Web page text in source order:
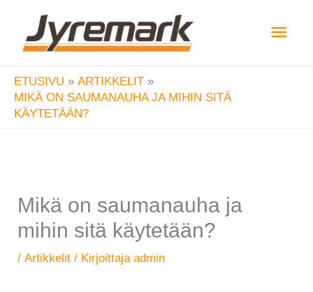
sisältöön
ETUSIVU
ARTIKKELIT
MIKÄ ON SAUMANAUHA JA MIHIN SITÄ
KÄYTETÄÄN?
Mikä on saumanauha ja
mihin sitä käytetään?
/Artikkelit / Kirjoittajaadmin